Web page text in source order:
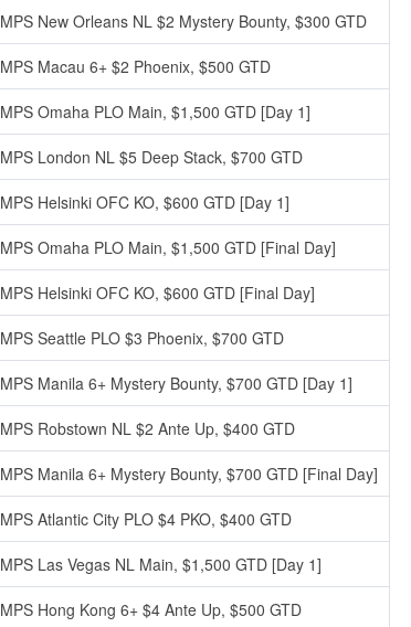
MPS New Orleans NL $2 Mystery Bounty, $300 GTD
MPS Macau 6+ $2 Phoenix, $500 GTD
MPS Omaha PLO Main, $1,500 GTD [Day 1]
MPS London NL $5 Deep Stack, $700 GTD
MPS Helsinki OFC KO, $600 GTD [Day 1]
MPS Omaha PLO Main, $1,500 GTD [Final Day]
MPS Helsinki OFC KO, $600 GTD [Final Day]
MPS Seattle PLO $3 Phoenix, $700 GTD
MPS Manila 6+ Mystery Bounty, $700 GTD [Day 1]
MPS Robstown NL $2 Ante Up, $400 GTD
MPS Manila 6+ Mystery Bounty, $700 GTD [Final Day]
MPS Atlantic City PLO $4 PKO, $400 GTD
MPS Las Vegas NL Main, $1,500 GTD [Day 1]
MPS Hong Kong 6+ $4 Ante Up, $500 GTD